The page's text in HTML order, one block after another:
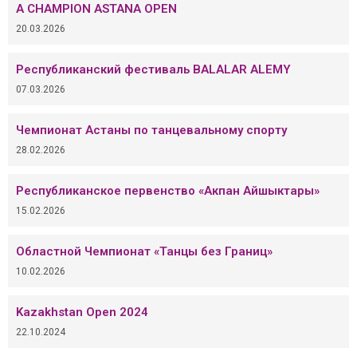
A CHAMPION ASTANA OPEN
20.03.2026
Республиканский фестиваль BALALAR ALEMY
07.03.2026
Чемпионат Астаны по танцевальному спорту
28.02.2026
Республиканское первенство «Акпан Айшыктары»
15.02.2026
Областной Чемпионат «Танцы без Границ»
10.02.2026
Kazakhstan Open 2024
22.10.2024